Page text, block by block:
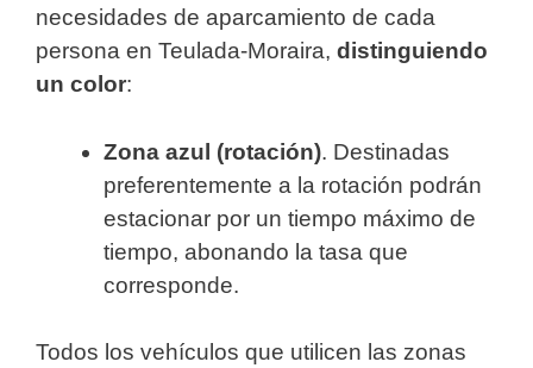
necesidades de aparcamiento de cada
persona en Teulada-Moraira, distinguiendo
un color:
Zona azul (rotación). Destinadas
preferentemente a la rotación podrán
estacionar por un tiempo máximo de
tiempo, abonando la tasa que
corresponde.
Todos los vehículos que utilicen las zonas